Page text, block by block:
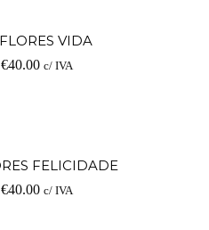
VIDA
€40.00 c/ IVA
FELICIDADE
€40.00 c/ IVA